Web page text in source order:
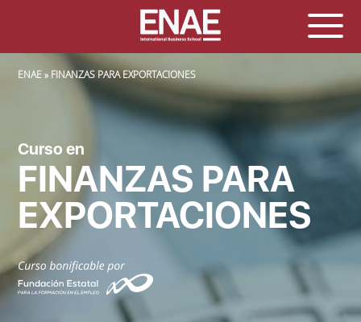
SOBRESCRIBIR ENLACES DE AYUDA A LA NAVEGACIÓN
ENAE FINANZAS PARA EXPORTACIONES
Curso en
FINANZAS PARA
EXPORTACIONES